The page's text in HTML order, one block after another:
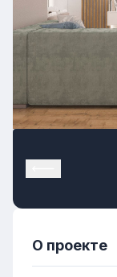
О проекте